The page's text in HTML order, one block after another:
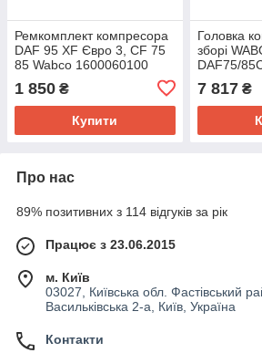
Ремкомплект компресора
DAF 95 XF Євро 3, CF 75
85 Wabco 1600060100
1 850 ₴
Купити
Головка
зборі
DAF75/
Renault
з болтами
7 817₴
Про нас
89% позитивних з 114 відгуків за рік
Працює з 23.06.2015
м. Київ
03027, Київська обл. Фастівський
Васильківська 2-а, Київ, Україна
Контакти